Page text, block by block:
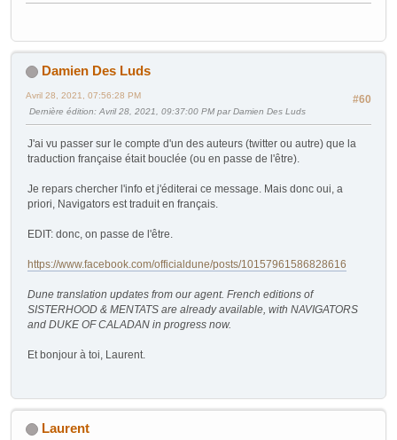
Damien Des Luds
#60
Avril 28, 2021, 07:56:28 PM
Dernière édition: Avril 28, 2021, 09:37:00 PM par Damien Des Luds
J'ai vu passer sur le compte d'un des auteurs (twitter ou autre) que la
traduction française était bouclée (ou en passe de l'être).
Je repars chercher l'info et j'éditerai ce message. Mais donc oui, a
priori, Navigators est traduit en français.
EDIT: donc, on passe de l'être.
https://www.facebook.com/officialdune/posts/10157961586828616
Dune translation updates from our agent. French editions of
SISTERHOOD & MENTATS are already available, with NAVIGATORS
and DUKE OF CALADAN in progress now.
Et bonjour à toi, Laurent.
Laurent